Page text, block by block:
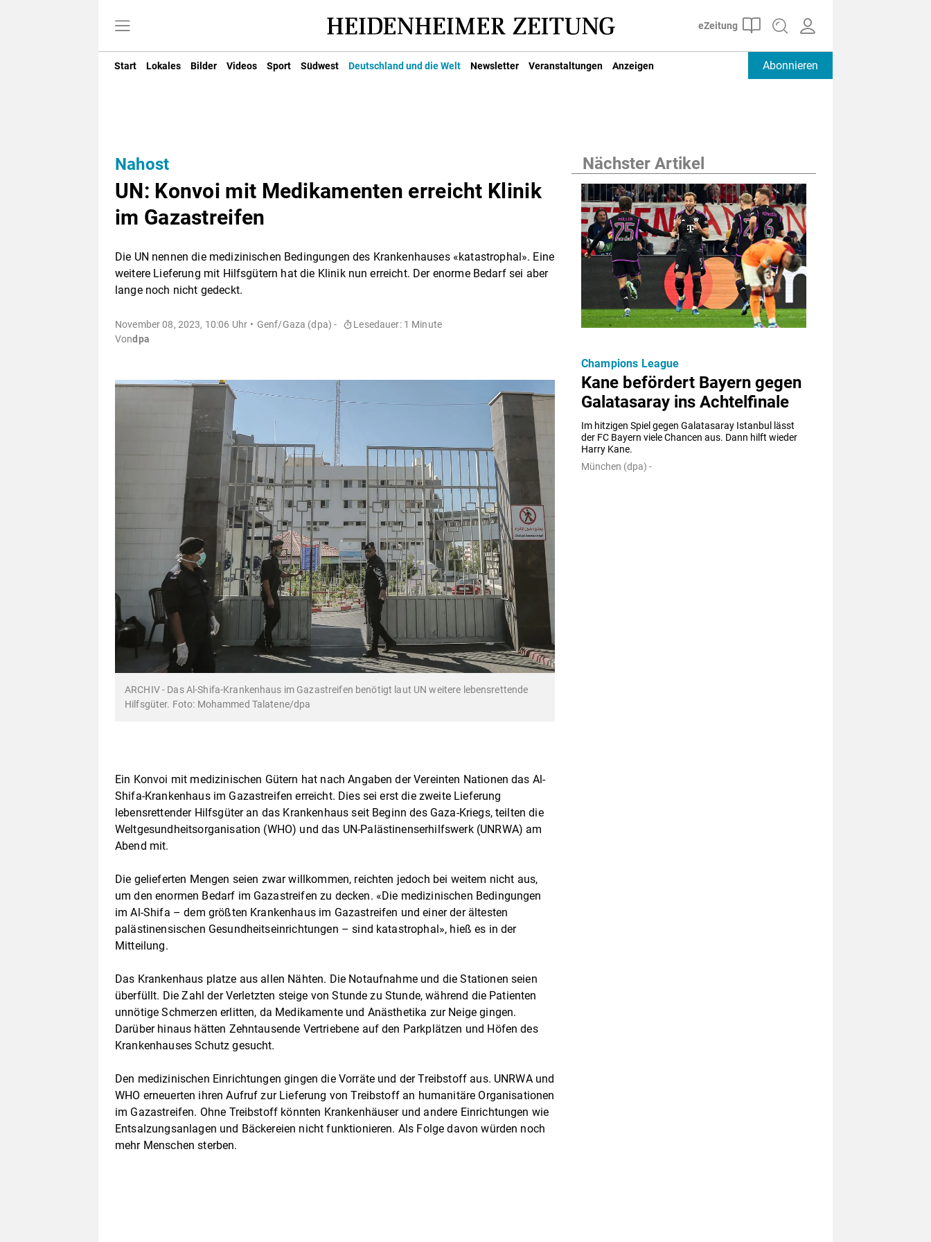
Start Lokales Bilder Videos Sport Südwest Deutschland und die Welt Newsletter Veranstaltungen Anzeigen Abonnieren
Nahost
UN: Konvoi mit Medikamenten erreicht Klinik
im Gazastreifen
Die UN nennen die medizinischen Bedingungen des Krankenhauses «katastrophal». Eine
weitere Lieferung mit Hilfsgütern hat die Klinik nun erreicht. Der enorme Bedarf sei aber
lange noch nicht gedeckt.
November 08, 2023, 10:06 Uhr Genf/Gaza (dpa) -
Lesedauer: 1 Minute
Vondpa
ARCHIV - Das Al-Shifa-Krankenhaus im Gazastreifen benötigt laut UN weitere lebensrettende
Hilfsgüter. Foto: Mohammed Talatene/dpa
Ein Konvoi mit medizinischen Gütern hat nach Angaben der Vereinten Nationen das Al-
Shifa-Krankenhaus im Gazastreifen erreicht. Dies sei erst die zweite Lieferung
lebensrettender Hilfsgüter an das Krankenhaus seit Beginn des Gaza-Kriegs, teilten die
Weltgesundheitsorganisation (WHO) und das UN-Palästinenserhilfswerk (UNRWA) am
Abend mit.
Die gelieferten Mengen seien zwar willkommen, reichten jedoch bei weitem nicht aus,
um den enormen Bedarf im Gazastreifen zu decken. «Die medizinischen Bedingungen
im Al-Shifa – dem größten Krankenhaus im Gazastreifen und einer der ältesten
palästinensischen Gesundheitseinrichtungen – sind katastrophal», hieß es in der
Mitteilung.
Das Krankenhaus platze aus allen Nähten. Die Notaufnahme und die Stationen seien
überfüllt. Die Zahl der Verletzten steige von Stunde zu Stunde, während die Patienten
unnötige Schmerzen erlitten, da Medikamente und Anästhetika zur Neige gingen.
Darüber hinaus hätten Zehntausende Vertriebene auf den Parkplätzen und Höfen des
Krankenhauses Schutz gesucht.
Den medizinischen Einrichtungen gingen die Vorräte und der Treibstoff aus. UNRWA und
WHO erneuerten ihren Aufruf zur Lieferung von Treibstoff an humanitäre Organisationen
im Gazastreifen. Ohne Treibstoff könnten Krankenhäuser und andere Einrichtungen wie
Entsalzungsanlagen und Bäckereien nicht funktionieren. Als Folge davon würden noch
mehr Menschen sterben.
Nächster Artikel
Kane befördert Bayern gegen
Galatasaray ins Achtelfinale
Im hitzigen Spiel gegen Galatasaray Istanbul lässt
der FC Bayern viele Chancen aus. Dann hilft wieder
Harry Kane.
Champions League
München (dpa) -